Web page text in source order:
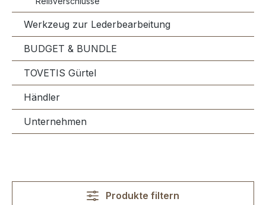
Werkzeug zur Lederbearbeitung
BUDGET & BUNDLE
TOVETIS Gürtel
Händler
Unternehmen
Produkte filtern